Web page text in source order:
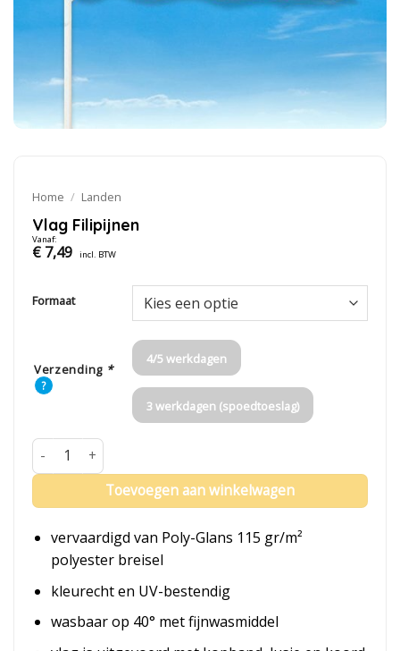
Home / Landen
Vlag Filipijnen
Vanaf:
€7,49 incl. BTW
Formaat
Verzending *
?
4/5 werkdagen
3 werkdagen (spoedtoeslag)
Vlag Filipijnen aantal
Toevoegen aan winkelwagen
vervaardigd van Poly-Glans 115 gr/m²
polyester breisel
kleurecht en UV-bestendig
wasbaar op 40° met fijnwasmiddel